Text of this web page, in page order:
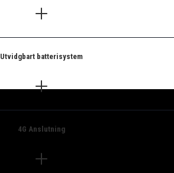
Utvidgbart batterisystem
4G Anslutning